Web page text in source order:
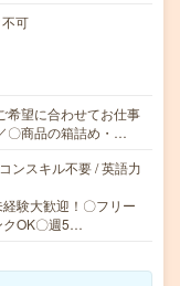
可
希望に合わせてお仕事
〇商品の箱詰め・…
ンスキル不要 / 英語力
経験大歓迎！〇フリー
OK〇週5…